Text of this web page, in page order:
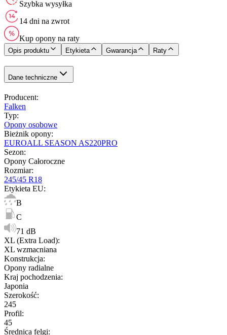
Szybka wysyłka
14 dni na zwrot
Kup opony na raty
Opis produktu Etykieta Gwarancja Raty
Dane techniczne
Producent:
Falken
Typ:
Opony osobowe
Bieżnik opony:
EUROALL SEASON AS220PRO
Sezon:
Opony Całoroczne
Rozmiar:
245/45 R18
Etykieta EU:
B
C
71 dB
XL (Extra Load):
XL wzmacniana
Konstrukcja:
Opony radialne
Kraj pochodzenia:
Japonia
Szerokość:
245
Profil:
45
Średnica felgi: